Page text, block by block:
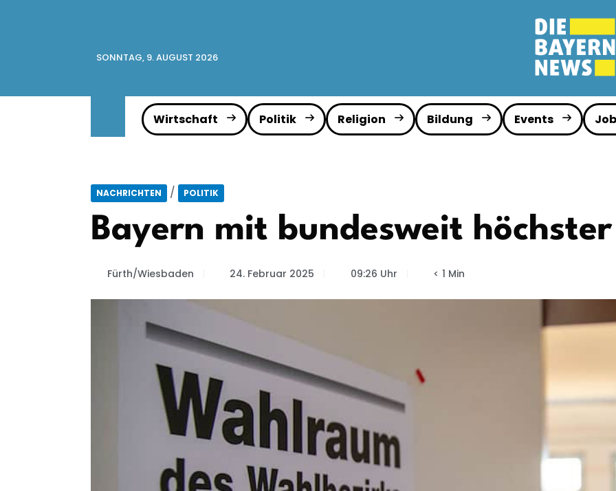
SONNTAG, 9. AUGUST 2026
Wirtschaft Politik Religion Bildung Events
NACHRICHTEN / POLITIK
Bayern mit bundesweit
Fürth/Wiesbaden 24. Februar 2025 09:26 Uhr < 1 Min